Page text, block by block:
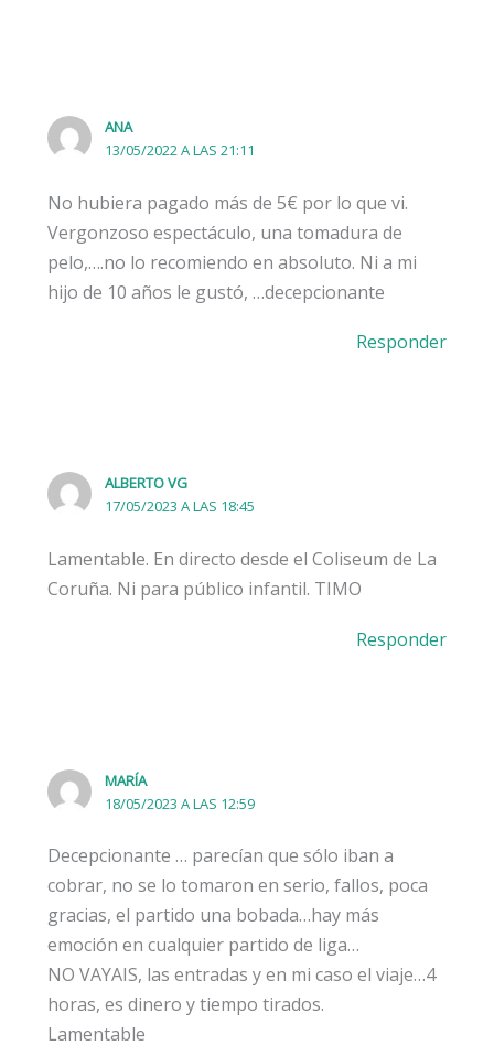
ANA
13/05/2022 A LAS 21:11
No hubiera pagado más de 5€ por lo que vi.
Vergonzoso espectáculo, una tomadura de
pelo,….no lo recomiendo en absoluto. Ni a mi
hijo de 10 años le gustó, …decepcionante
Responder
ALBERTO VG
17/05/2023 A LAS 18:45
Lamentable. En directo desde el Coliseum de La
Coruña. Ni para público infantil. TIMO
Responder
MARÍA
18/05/2023 A LAS 12:59
Decepcionante … parecían que sólo iban a
cobrar, no se lo tomaron en serio, fallos, poca
gracias, el partido una bobada…hay más
emoción en cualquier partido de liga…
NO VAYAIS, las entradas y en mi caso el viaje…4
horas, es dinero y tiempo tirados.
Lamentable